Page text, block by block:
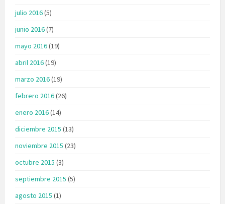
julio 2016(5)
junio 2016(7)
mayo 2016(19)
abril 2016(19)
marzo 2016(19)
febrero 2016(26)
enero 2016(14)
diciembre 2015 (13)
noviembre 2015 (23)
octubre 2015 (3)
septiembre 2015 (5)
agosto 2015 (1)